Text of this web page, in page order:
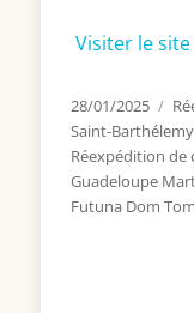
Visiter le site
Publié
le
28/01/2025
Saint-Barthélemy
Réexpédition de
Guadeloupe
Futuna Dom Tom